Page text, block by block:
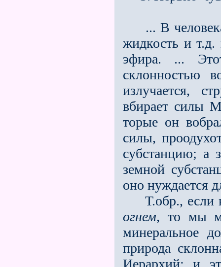
... В человека
жидкость и т.д.
эфира. ...
склонностью
излучается,
вбирает силы
торые он
силы,
субстанцию; а
земной
оно нуждается
Т.обр., если
огнем, то мы
минеральное
природа
Иерархий; и